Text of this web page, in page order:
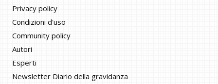
Privacy policy
Condizioni d'uso
Community policy
Autori
Esperti
Newsletter Diario della gravidanza